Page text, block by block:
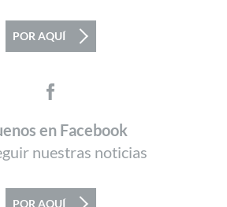
POR AQUÍ
en Facebook
nuestras noticias
POR AQUÍ